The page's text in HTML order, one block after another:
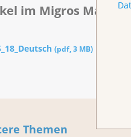
im Migros
(pdf,3 MB)
Themen